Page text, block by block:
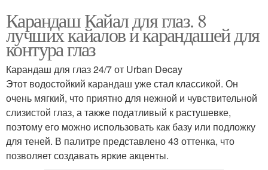
Карандаш Кайал для глаз. 8
лучших кайалов и карандашей для
контура глаз
Карандаш для глаз 24/7 от Urban Decay
Этот водостойкий карандаш уже стал классикой. Он
очень мягкий, что приятно для нежной и чувствительной
слизистой глаз, а также податливый к растушевке,
поэтому его можно использовать как базу или подложку
для теней. В палитре представлено 43 оттенка, что
позволяет создавать яркие акценты.